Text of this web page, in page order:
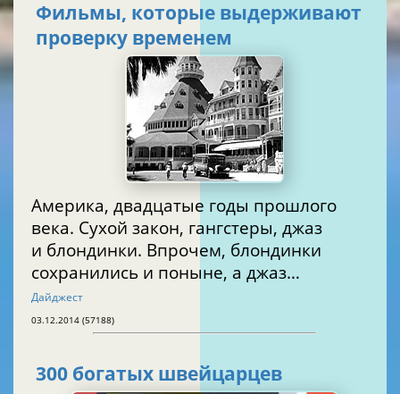
Фильмы, которые выдерживают
проверку временем
Америка, двадцатые годы прошлого
века. Сухой закон, гангстеры, джаз
и блондинки. Впрочем, блондинки
сохранились и поныне, а джаз…
Дайджест
03.12.2014 (57188)
300 богатых швейцарцев